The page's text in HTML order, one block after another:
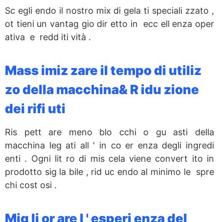
Sc egli endo il nostro mix di gela ti speciali zzato ,
ot tieni un vantag gio dir etto in ecc ell enza oper
ativa e redd iti vità .
Mass imiz zare il tempo di utiliz
zo della macchina& R idu zione
dei rifi uti
Ris pett are meno blo cchi o gu asti della
macchina leg ati all ' in co er enza degli ingredi
enti . Ogni lit ro di mis cela viene convert ito in
prodotto sig la bile , rid uc endo al minimo le spre
chi cost osi .
Mig li or are l ' esperi enza del